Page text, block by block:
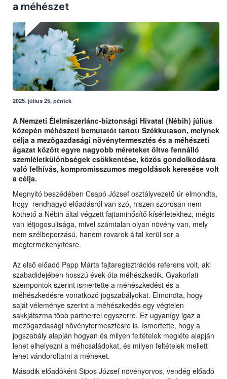
a méhészet
2025. július 25, péntek
A Nemzeti Élelmiszerlánc-biztonsági Hivatal (Nébih) július
közepén méhészeti bemutatót tartott Székkutason, melynek
célja a mezőgazdasági növénytermesztés és a méhészeti
ágazat között egyre nagyobb méreteket öltve fennálló
szemléletkülönbségek csökkentése, közös gondolkodásra
való felhívás, kompromisszumos megoldások keresése volt
a célja.
Megnyitó beszédében Csapó József osztályvezető úr elmondta,
hogy rendhagyó előadásról van szó, hiszen szorosan nem
köthető a Nébih által végzett fajtaminősítő kísérletekhez, mégis
van létjogosultsága, mivel számtalan olyan növény van, mely
nem szélbeporzású, hanem rovarok által kerül sor a
megtermékenyítésre.
Az első előadó Papp Márta fajtaregisztrációs referens volt, aki
szabadidejében hosszú évek óta méhészkedik. Gyakorlati
szempontok szerint ismertette a méhészkedést és a
méhészkedésre vonatkozó jogszabályokat. Elmondta, hogy
saját véleménye szerint a méhészkedés egy végtelen
sakkjátszma több partnerrel egyszerre. Ez ugyanígy igaz a
mezőgazdasági növénytermesztésre is. Ismertette, hogy a
jogszabály alapján hogyan és milyen feltételek megléte alapján
lehet elhelyezni a méhcsaládokat, és milyen feltételek mellett
lehet vándoroltatni a méheket.
Második előadóként Sipos József növényorvos, vendég előadó